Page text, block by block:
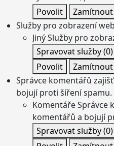
Povolit
Zamítnout
Služby pro zobrazení
JinýSlužby pro
Spravovat služby(0)
Povolit
Zamítnout
Správce komentářů
bojují proti šíření spamu.
KomentářeSprávce
komentářů a bojují
Spravovat služby(0)